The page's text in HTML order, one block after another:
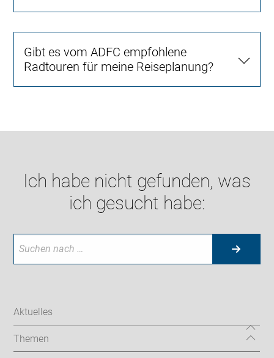
Gibt es vom ADFC empfohlene
Radtouren für meine Reiseplanung?
Ich habe nicht gefunden, was
ich gesucht habe:
Aktuelles
Themen